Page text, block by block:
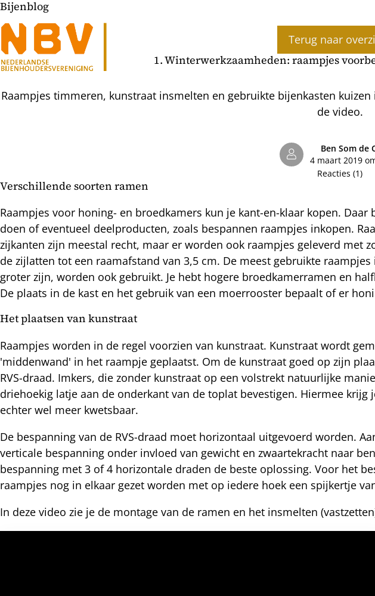
Bijenblog
Terug naar
1. Winterwerkzaamheden: raampjes
Raampjes timmeren, kunstraat insmelten en gebruikte bijenkasten
de video.
Ben Som de
4 maart 2019
Reacties (1)
Verschillende soorten ramen
Raampjes voor honing- en broedkamers kun je kant-en-klaar kopen.
doen of eventueel deelproducten, zoals bespannen raampjes inkopen.
zijkanten zijn meestal recht, maar er worden ook raampjes geleverd met
de zijlatten tot een raamafstand van 3,5 cm. De meest gebruikte
groter zijn, worden ook gebruikt. Je hebt hogere broedkamerramen en
De plaats in de kast en het gebruik van een moerrooster bepaalt of er
Het plaatsen van kunstraat
Raampjes worden in de regel voorzien van kunstraat. Kunstraat wordt
'middenwand' in het raampje geplaatst. Om de kunstraat goed op zijn
RVS-draad. Imkers, die zonder kunstraat op een volstrekt natuurlijke
driehoekig latje aan de onderkant van de toplat bevestigen. Hiermee
echter wel meer kwetsbaar.
De bespanning van de RVS-draad moet horizontaal uitgevoerd worden.
verticale bespanning onder invloed van gewicht en zwaartekracht naar
bespanning met 3 of 4 horizontale draden de beste oplossing. Voor het
raampjes nog in elkaar gezet worden met op iedere hoek een spijkertje
In deze video zie je de montage van de ramen en het insmelten